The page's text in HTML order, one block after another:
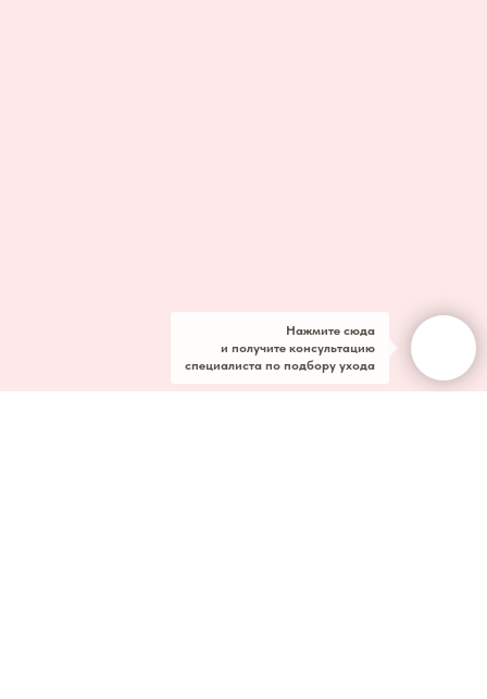
Нажмите сюда
и получите консультацию
специалиста по подбору ухода